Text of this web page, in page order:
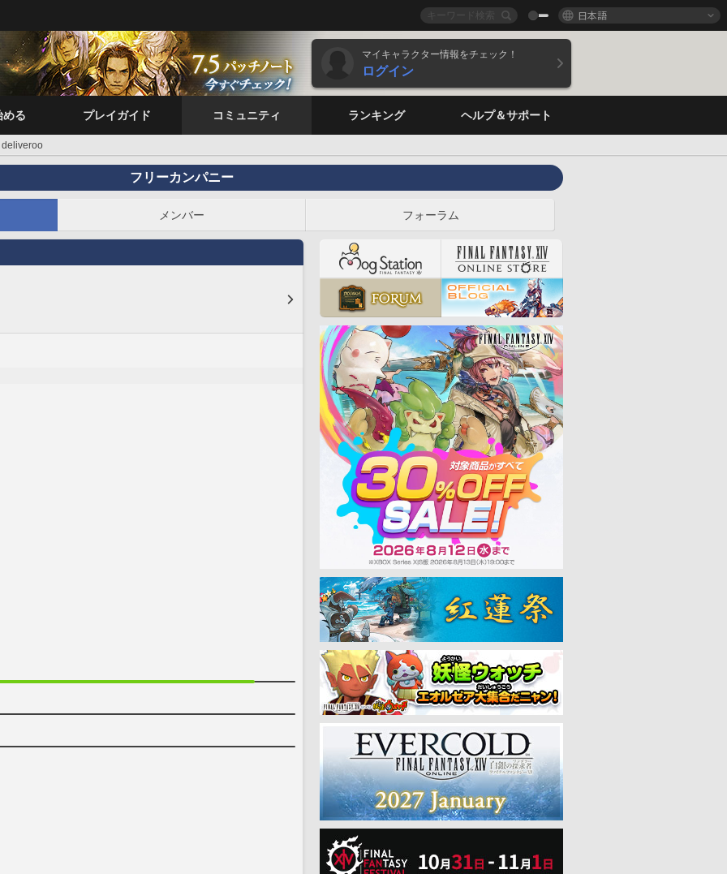
日本語
マイキャラクター情報をチェック！
ログイン
める プレイガイド コミュニティ ランキング ヘルプ＆サポート
deliveroo
フリーカンパニー
メンバー フォーラム